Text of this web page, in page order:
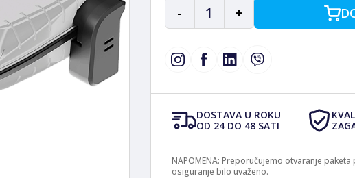
- 1 +
DOSTAVA U ROKU
OD 24 DO 48 SATI
NAPOMENA: Preporučujemo otvaranje
osiguranje bilo uvaženo.